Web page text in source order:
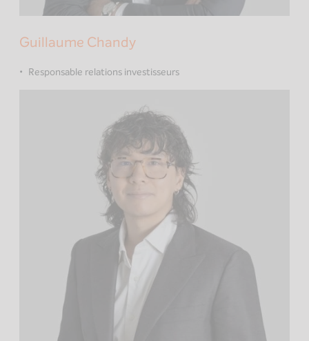
Guillaume Chandy
Responsable relations investisseurs